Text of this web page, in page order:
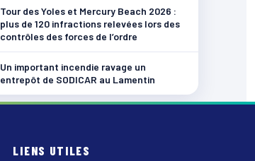
Tour des Yoles et Mercury Beach 2026 :
plus de 120 infractions relevées lors des
contrôles des forces de l’ordre
Un important incendie ravage un
entrepôt de SODICAR au Lamentin
LIENS UTILES